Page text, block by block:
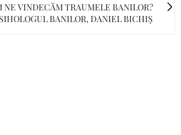
NE VINDECĂM TRAUMELE BANILOR?
BANILOR, DANIEL BICHIȘ